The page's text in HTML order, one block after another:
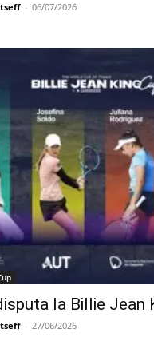
- 06/07/2026
la Billie Jean
- 27/06/2026